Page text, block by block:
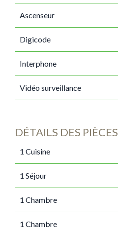
Ascenseur
Digicode
Interphone
Vidéo surveillance
DÉTAILS DES PIÈCES
1 Cuisine
1 Séjour
1 Chambre
1 Chambre